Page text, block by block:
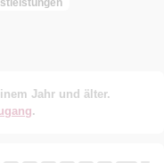
Jahr und älter.
.